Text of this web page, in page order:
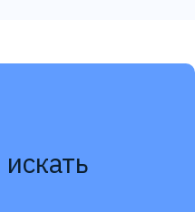
искать